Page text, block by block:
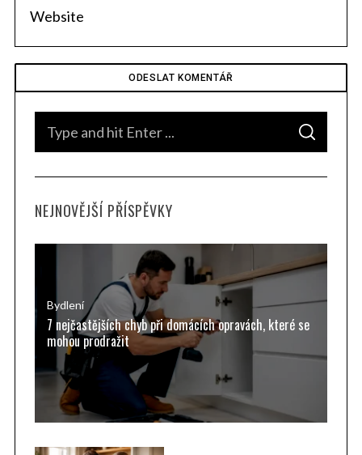
c
S
A
C
NEJNOVĚJŠÍ PŘÍSPĚVKY
Bydlení
7 nejčastějších chyb při domácích opravách, které se
mohou prodražit